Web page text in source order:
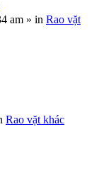
am » in Rao vặt
Rao vặt khác